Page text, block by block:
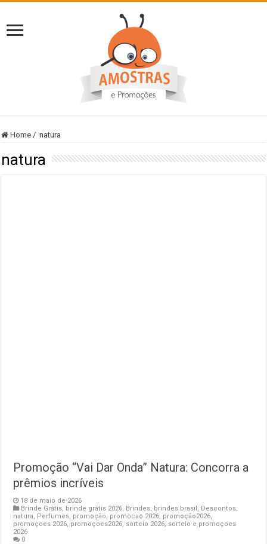
Home / natura
natura
Promoção “Vai Dar Onda” Natura: Concorra a
prêmios incríveis
18 de maio de 2026
Brinde Grátis, brinde grátis 2026, Brindes, brindes brasil, Descontos,
natura, Perfumes, promoção, promocao 2026, promoção2026,
promoçoes 2026, promoçoes2026, sorteio 2026, sorteio e promoçoes
2026
0